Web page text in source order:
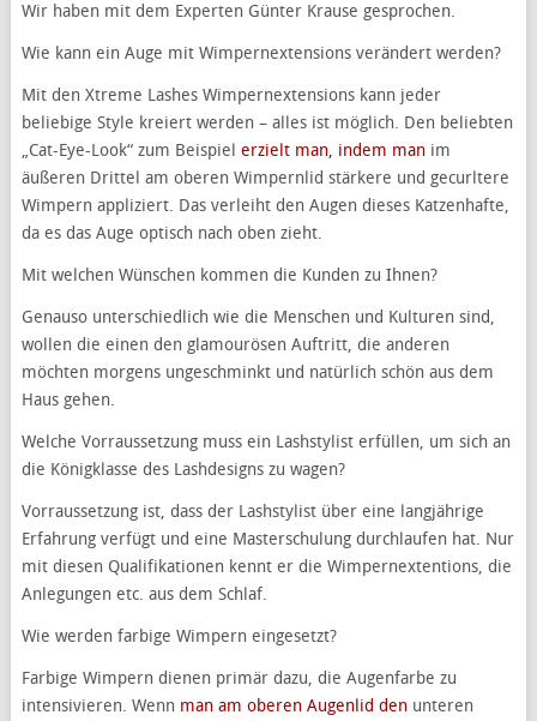
Wir haben mit dem Experten Günter Krause gesprochen.
Wie kann ein Auge mit Wimpernextensions verändert werden?
Mit den Xtreme Lashes Wimpernextensions kann jeder
beliebige Style kreiert werden – alles ist möglich. Den beliebten
„Cat-Eye-Look“ zum Beispiel erzielt man, indem manim
äußeren Drittel am oberen Wimpernlid stärkere und gecurltere
Wimpern appliziert. Das verleiht den Augen dieses Katzenhafte,
da es das Auge optisch nach oben zieht.
Mit welchen Wünschen kommen die Kunden zu Ihnen?
Genauso unterschiedlich wie die Menschen und Kulturen sind,
wollen die einen den glamourösen Auftritt, die anderen
möchten morgens ungeschminkt und natürlich schön aus dem
Haus gehen.
Welche Vorraussetzung muss ein Lashstylist erfüllen, um sich an
die Königklasse des Lashdesigns zu wagen?
Vorraussetzung ist, dass der Lashstylist über eine langjährige
Erfahrung verfügt und eine Masterschulung durchlaufen hat. Nur
mit diesen Qualifikationen kennt er die Wimpernextentions, die
Anlegungen etc. aus dem Schlaf.
Wie werden farbige Wimpern eingesetzt?
Farbige Wimpern dienen primär dazu, die Augenfarbe zu
intensivieren. Wenn man am oberen Augenlid denunteren